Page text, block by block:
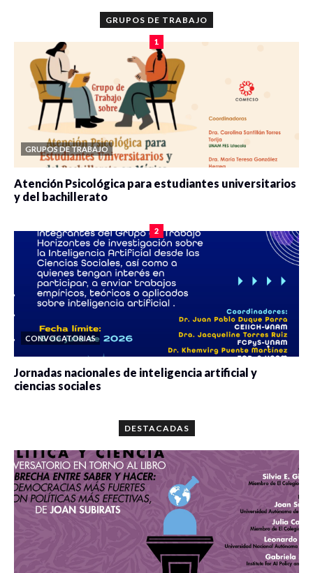
GRUPOS DE TRABAJO
1
GRUPOS DE TRABAJO
Atención Psicológica para estudiantes universitarios
y del bachillerato
2
CONVOCATORIAS
Jornadas nacionales de inteligencia artificial y
ciencias sociales
DESTACADAS